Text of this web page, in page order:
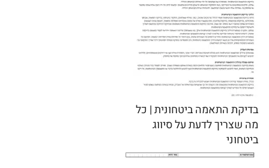
בדיקת התאמה ביטחונית | כל
מה שצריך לדעת על סיווג
ביטחוני